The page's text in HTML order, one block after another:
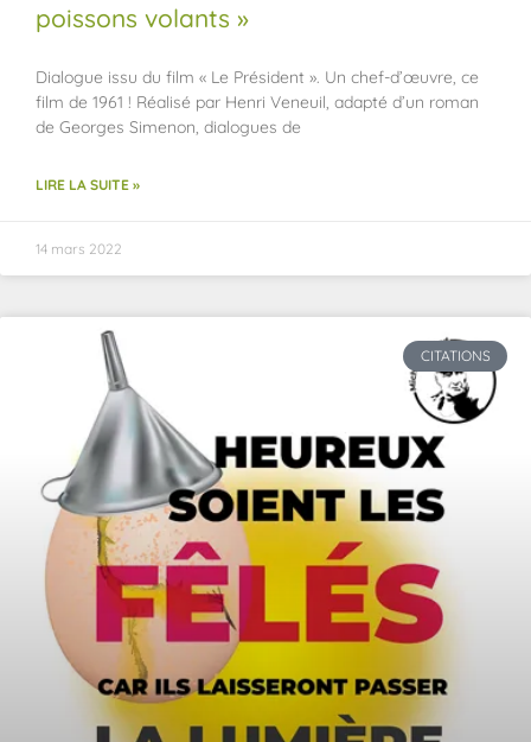
poissons volants »
Dialogue issu du film « Le Président ». Un chef-d’œuvre, ce
film de 1961 ! Réalisé par Henri Veneuil, adapté d’un roman
de Georges Simenon, dialogues de
LIRE LA SUITE »
14 mars 2022
CITATIONS